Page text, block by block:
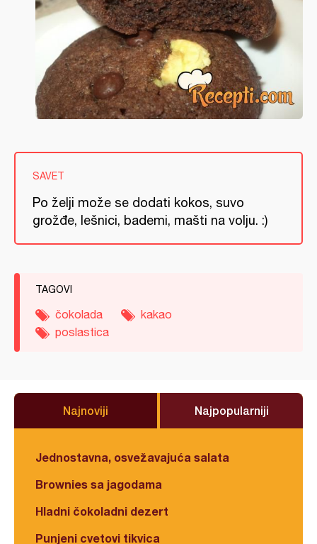
SAVET
Po želji može se dodati kokos, suvo
grožđe, lešnici, bademi, mašti na volju. :)
TAGOVI
čokolada
kakao
poslastica
Najnoviji Najpopularniji
Jednostavna, osvežavajuća salata
Brownies sa jagodama
Hladni čokoladni dezert
Punjeni cvetovi tikvica